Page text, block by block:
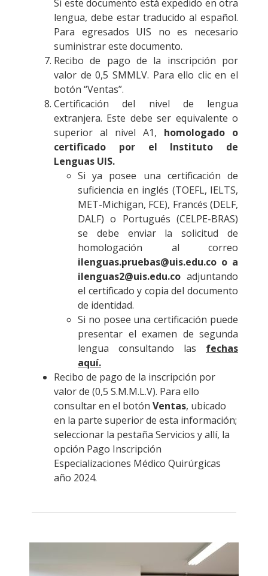
Si este documento está expedido en otra
lengua, debe estar traducido al español.
Para egresados UIS no es necesario
suministrar este documento.
Recibo de pago de la inscripción por
valor de 0,5 SMMLV. Para ello clic en el
botón “Ventas”.
Certificación del nivel de lengua
extranjera. Este debe ser equivalente o
superior al nivel A1, homologado o
certificado por el Instituto de
Lenguas UIS.
Si ya posee una certificación de
suficiencia en inglés (TOEFL, IELTS,
MET-Michigan, FCE), Francés (DELF,
DALF) o Portugués (CELPE-BRAS)
se debe enviar la solicitud de
homologación al correo
ilenguas.pruebas@uis.edu.co o a
ilenguas2@uis.edu.co adjuntando
el certificado y copia del documento
de identidad.
Si no posee una certificación puede
presentar el examen de segunda
lengua consultando las fechas
aquí.
Recibo de pago de la inscripción por
valor de (0,5 S.M.M.L.V). Para ello
consultar en el botón Ventas, ubicado
en la parte superior de esta información;
seleccionar la pestaña Servicios y allí, la
opción Pago Inscripción
Especializaciones Médico Quirúrgicas
año 2024.